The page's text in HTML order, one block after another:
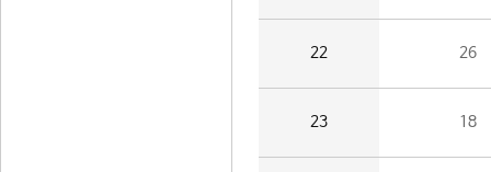
22 26
23 18